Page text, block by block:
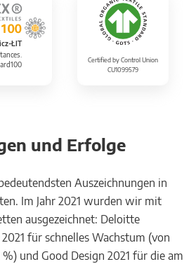
ŁIT
Certified by Control Union
CU1099579
und Erfolge
Auszeichnungen in
Im Jahr 2021 wurden wir mit
ausgezeichnet: Deloitte
für schnelles Wachstum (von
und Good Design 2021 für die am